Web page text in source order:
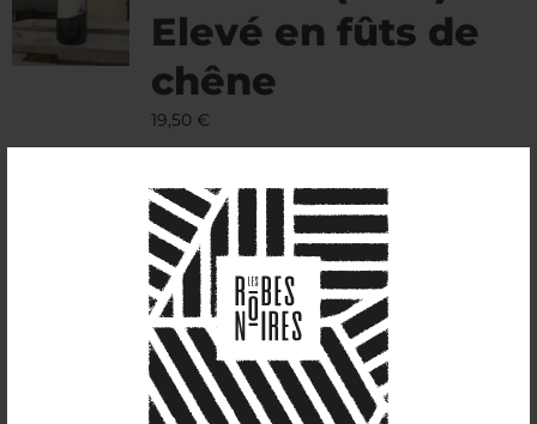
Elevé en fûts de
chêne
19,50 €
Mis en bouteilles un an après les deux autres
rouges du millésime 2021, il s’agit d’un
assemblage de cinsault, grenache, syrah et
cabernet sauvignon.
Nous avons élevé́ ce vin pendant douze mois,
avec curiosité́, dans deux barriques